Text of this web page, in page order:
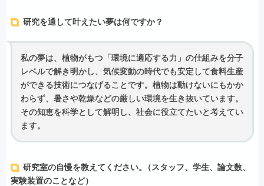
研究を通して叶えたい夢は何ですか？
私の夢は、植物がもつ「環境に適応する力」の仕組みを分子
レベルで解き明かし、気候変動の時代でも安定して食料生産
ができる技術につなげることです。植物は動けないにもかか
わらず、暑さや乾燥などの厳しい環境を生き抜いています。
その知恵を科学として解明し、社会に役立てたいと考えてい
ます。
研究室の自慢を教えてください。
（スタッフ、学生、論文数、
実験装置のことなど）